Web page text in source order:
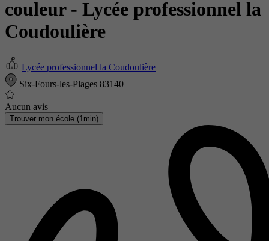
couleur - Lycée professionnel la
Coudoulière
Lycée professionnel la Coudoulière
Six-Fours-les-Plages 83140
Aucun avis
Trouver mon école (1min)